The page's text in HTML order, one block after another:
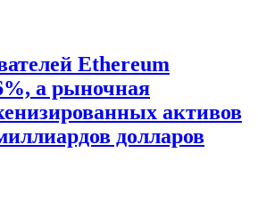
Ethereum
а рыночная
активов
долларов